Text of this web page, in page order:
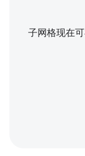
子网格现在